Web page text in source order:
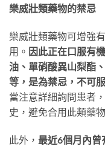
樂威壯類藥物的禁忌
樂威壯類藥物可增強
用。 因此正在口服有
油、單硝酸異山梨酯
等，是為禁忌，不可服
當注意詳細詢問患者
史，避免合用此類藥物
此外， 最近6個月內